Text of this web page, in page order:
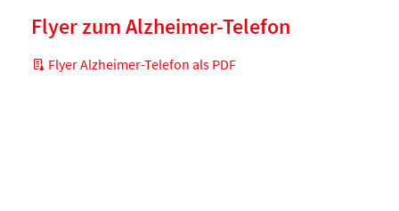
Flyer zum Alzheimer-Telefon
Flyer Alzheimer-Telefon als PDF